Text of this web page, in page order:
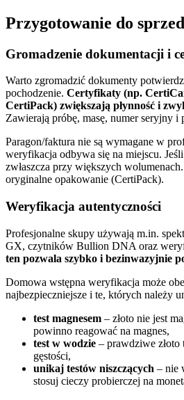
Przygotowanie do
Gromadzenie dokumentacji i
Warto zgromadzić dokumenty
pochodzenie. Certyfikaty (np.
CertiPack) zwiększają płynność i
Zawierają próbę, masę, numer seryjny i
Paragon/faktura nie są wymagane w
weryfikacja odbywa się na miejscu.
zwłaszcza przy większych
oryginalne opakowanie (CertiPack).
Weryfikacja autentyczności
Profesjonalne skupy używają m.in.
GX, czytników Bullion DNA oraz
ten pozwala szybko i bezinwazyjnie
Domowa wstępna weryfikacja może
najbezpieczniejsze i te, których należy
test magnesem – złoto nie jest
powinno reagować na magnes,
test w wodzie – prawdziwe
gęstości,
unikaj testów niszczących – nie
stosuj cieczy probierczej na